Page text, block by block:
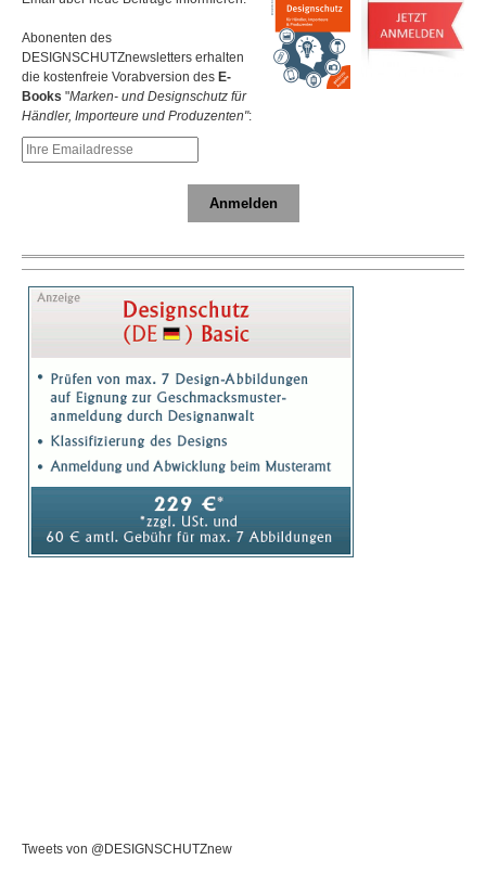
Abonenten des
DESIGNSCHUTZnewsletters erhalten
die kostenfreie Vorabversion des E-
Books "Marken- und Designschutz für
Händler, Importeure und Produzenten":
Anmelden
Tweets von @DESIGNSCHUTZnew